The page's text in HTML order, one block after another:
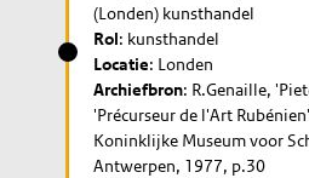
(Londen) kunsthandel
Rol: kunsthandel
Locatie: Londen
Archiefbron: R.Genaille,
'Précurseur de l'Art
Koninklijke Museum voor
Antwerpen, 1977, p.30